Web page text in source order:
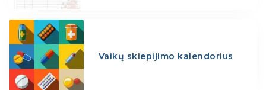
Vaikų skiepijimo kalendorius